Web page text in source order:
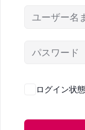
ログイン状